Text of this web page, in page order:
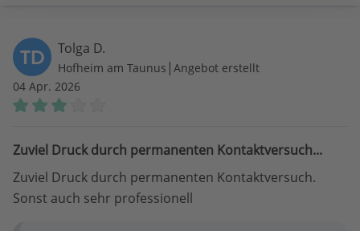
TD Tolga D.
Hofheim am Taunus | Angebot erstellt
04 Apr. 2026
Zuviel Druck durch permanenten Kontaktversuch...
Zuviel Druck durch permanenten Kontaktversuch.
Sonst auch sehr professionell